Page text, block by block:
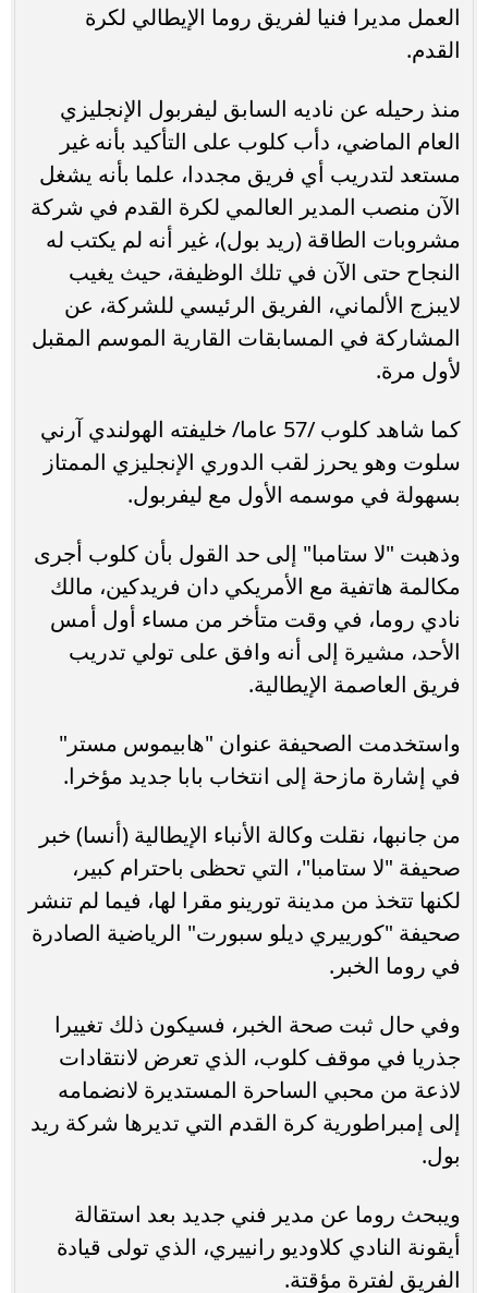
العمل مديرا فنيا لفريق روما الإيطالي لكرة
القدم.
منذ رحيله عن ناديه السابق ليفربول الإنجليزي
العام الماضي، دأب كلوب على التأكيد بأنه غير
مستعد لتدريب أي فريق مجددا، علما بأنه يشغل
الآن منصب المدير العالمي لكرة القدم في شركة
مشروبات الطاقة (ريد بول)، غير أنه لم يكتب له
النجاح حتى الآن في تلك الوظيفة، حيث يغيب
لايبزج الألماني، الفريق الرئيسي للشركة، عن
المشاركة في المسابقات القارية الموسم المقبل
لأول مرة.
كما شاهد كلوب /57 عاما/ خليفته الهولندي آرني
سلوت وهو يحرز لقب الدوري الإنجليزي الممتاز
بسهولة في موسمه الأول مع ليفربول.
وذهبت "لا ستامبا" إلى حد القول بأن كلوب أجرى
مكالمة هاتفية مع الأمريكي دان فريدكين، مالك
نادي روما، في وقت متأخر من مساء أول أمس
الأحد، مشيرة إلى أنه وافق على تولي تدريب
فريق العاصمة الإيطالية.
واستخدمت الصحيفة عنوان "هابيموس مستر"
في إشارة مازحة إلى انتخاب بابا جديد مؤخرا.
من جانبها، نقلت وكالة الأنباء الإيطالية (أنسا) خبر
صحيفة "لا ستامبا"، التي تحظى باحترام كبير،
لكنها تتخذ من مدينة تورينو مقرا لها، فيما لم تنشر
صحيفة "كورييري ديلو سبورت" الرياضية الصادرة
في روما الخبر.
وفي حال ثبت صحة الخبر، فسيكون ذلك تغييرا
جذريا في موقف كلوب، الذي تعرض لانتقادات
لاذعة من محبي الساحرة المستديرة لانضمامه
إلى إمبراطورية كرة القدم التي تديرها شركة ريد
بول.
ويبحث روما عن مدير فني جديد بعد استقالة
أيقونة النادي كلاوديو رانييري، الذي تولى قيادة
الفريق لفترة مؤقتة.